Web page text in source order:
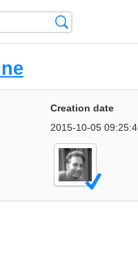
Creation date
2015-10-05